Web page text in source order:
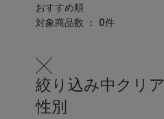
おすすめ順
対象商品数 ： 0件
絞り込み中クリア
性別